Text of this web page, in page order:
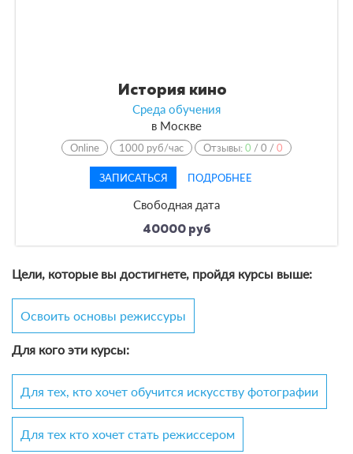
История кино
Среда обучения
в Москве
Online 1000 руб/час Отзывы:0 /0 /0
ЗАПИСАТЬСЯ ПОДРОБНЕЕ
Свободная дата
40000 руб
Цели, которые вы достигнете, пройдя курсы выше:
Освоить основы режиссуры
Для кого эти курсы:
Для тех, кто хочет обучится искусству фотографии
Для тех кто хочет стать режиссером